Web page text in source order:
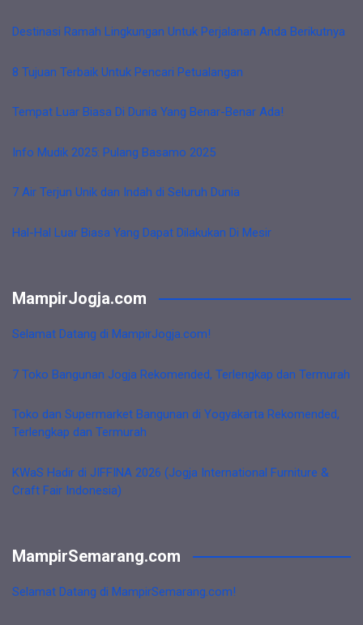
Destinasi Ramah Lingkungan Untuk Perjalanan Anda Berikutnya
8 Tujuan Terbaik Untuk Pencari Petualangan
Tempat Luar Biasa Di Dunia Yang Benar-Benar Ada!
Info Mudik 2025: Pulang Basamo 2025
7 Air Terjun Unik dan Indah di Seluruh Dunia
Hal-Hal Luar Biasa Yang Dapat Dilakukan Di Mesir
MampirJogja.com
Selamat Datang di MampirJogja.com!
7 Toko Bangunan Jogja Rekomended, Terlengkap dan Termurah
Toko dan Supermarket Bangunan di Yogyakarta Rekomended,
Terlengkap dan Termurah
KWaS Hadir di JIFFINA 2026 (Jogja International Furniture &
Craft Fair Indonesia)
MampirSemarang.com
Selamat Datang di MampirSemarang.com!